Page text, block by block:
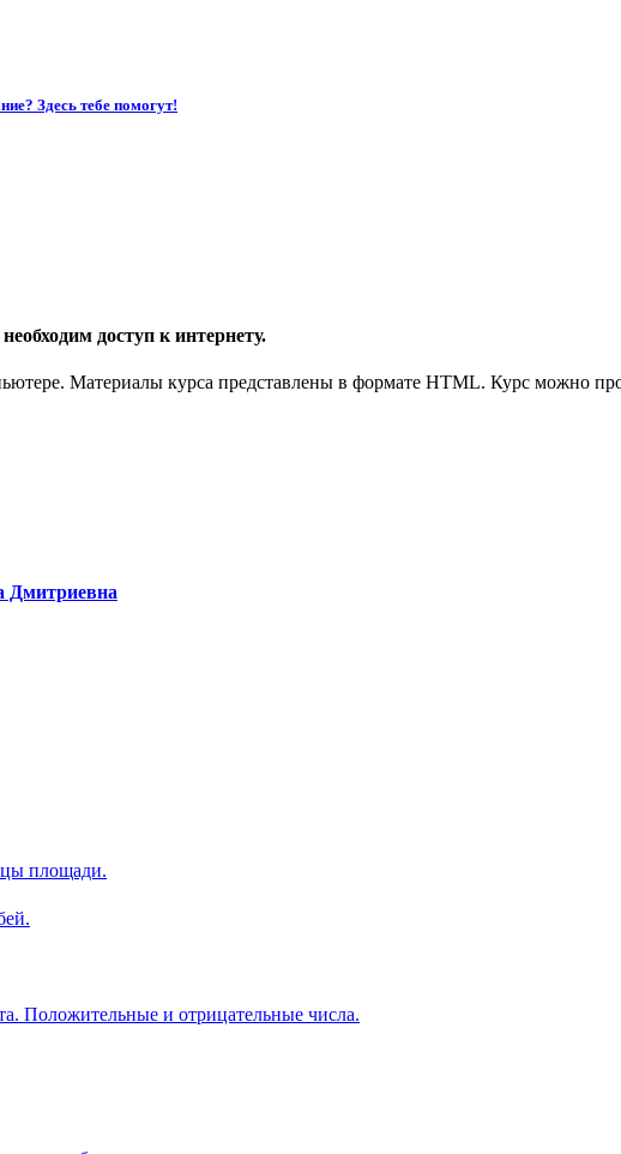
Здесь тебе помогут!
доступ к интернету.
Материалы курса представлены в формате HTML. Курс можно
Дмитриевна
площади.
Положительные и отрицательные числа.